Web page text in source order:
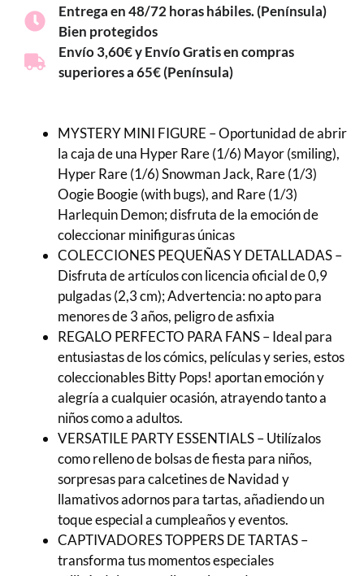
Entrega en 48/72 horas hábiles. (Península)
Bien protegidos
Envío 3,60€ y Envío Gratis en compras
superiores a 65€ (Península)
MYSTERY MINI FIGURE – Oportunidad de abrir
la caja de una Hyper Rare (1/6) Mayor (smiling),
Hyper Rare (1/6) Snowman Jack, Rare (1/3)
Oogie Boogie (with bugs), and Rare (1/3)
Harlequin Demon; disfruta de la emoción de
coleccionar minifiguras únicas
COLECCIONES PEQUEÑAS Y DETALLADAS –
Disfruta de artículos con licencia oficial de 0,9
pulgadas (2,3 cm); Advertencia: no apto para
menores de 3 años, peligro de asfixia
REGALO PERFECTO PARA FANS – Ideal para
entusiastas de los cómics, películas y series, estos
coleccionables Bitty Pops! aportan emoción y
alegría a cualquier ocasión, atrayendo tanto a
niños como a adultos.
VERSATILE PARTY ESSENTIALS – Utilízalos
como relleno de bolsas de fiesta para niños,
sorpresas para calcetines de Navidad y
llamativos adornos para tartas, añadiendo un
toque especial a cumpleaños y eventos.
CAPTIVADORES TOPPERS DE TARTAS –
transforma tus momentos especiales